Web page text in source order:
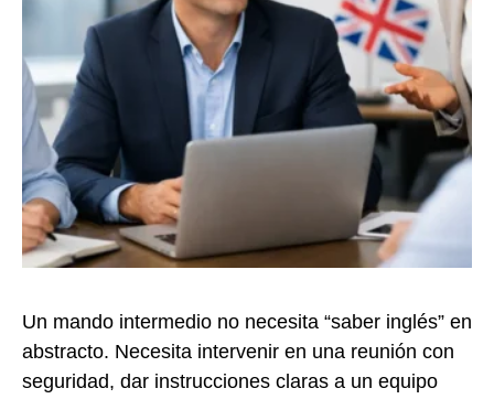
Un mando intermedio no necesita “saber inglés” en
abstracto. Necesita intervenir en una reunión con
seguridad, dar instrucciones claras a un equipo